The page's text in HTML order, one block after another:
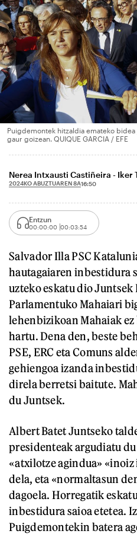
Puigdemontek hitzaldia emateko
gaur goizean. QUIQUE GARCIA / EFE
Nerea Intxausti Castiñeira - Iker
2024KO ABUZTUAREN 8A16:50
Entzun
00:00:00 00:03:54
Salvador Illa PSC
hautagaiaren inbestidura
uzteko eskatu dio
Parlamentuko Mahaiari
lehenbizikoan Mahaiak
hartu. Dena den, beste
PSE, ERC eta Comuns
gehiengoa izanda
direla berretsi baitute.
du Juntsek.
Albert Batet Juntseko
presidenteak argudiatu
«atxilotze agindua»
dela, eta «normaltasun
dagoela. Horregatik
inbestidura saioa etetea.
Puigdemontekin batera